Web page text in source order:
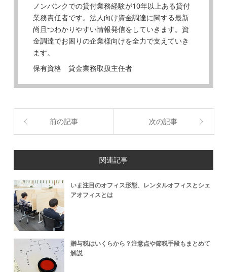
ノンバンクでの貸付業務経験が10年以上ある貸付
業務責任者です。法人向け資金調達に関する最新
尚且つわかりやすい情報発信をしていきます。資
金調達でお困りの企業様向けを全力で支えていき
ます。
保有資格 貸金業務取扱主任者
前の記事 次の記事
関連記事
いま注目のオフィス形態、レンタルオフィスとシェ
アオフィスとは
贈与税はいくらから？注意点や節税手段もまとめて
解説